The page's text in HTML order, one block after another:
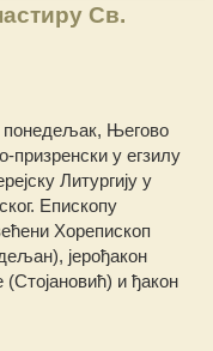
Св.
понедељак, Његово
у егзилу
Литургију у
Епископу
Хорепископ
јерођакон
(Стојановић) и ђакон